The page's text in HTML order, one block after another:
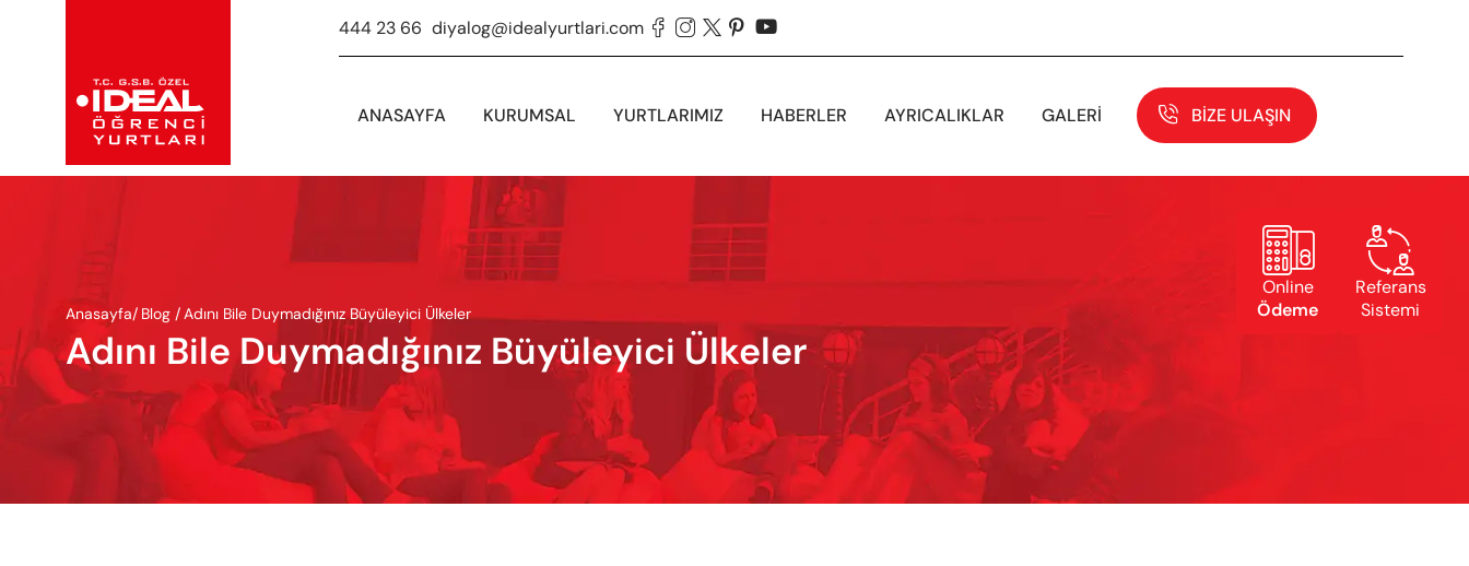
444 23 66 diyalog@idealyurtlari.com     
ANASAYFA KURUMSAL YURTLARIMIZ HABERLER AYRICALIKLAR GALERI BIZE ULAŞIN
Anasayfa/ Blog / Adını Bile Duymadığınız Büyüleyici Ülkeler
Adını Bile Duymadığınız Büyüleyici Ülkeler

Online
Ödeme

Referans
Sistemi